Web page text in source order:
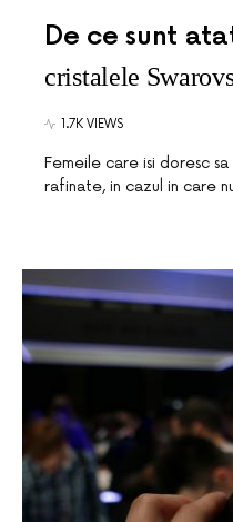
De ce sunt
cristalele
1.7K VIEWS
Femeile care isi doresc
rafinate, in cazul in care